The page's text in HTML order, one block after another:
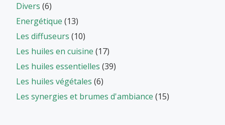
Divers (6)
Energétique (13)
Les diffuseurs (10)
Les huiles en cuisine (17)
Les huiles essentielles (39)
Les huiles végétales (6)
Les synergies et brumes d'ambiance (15)